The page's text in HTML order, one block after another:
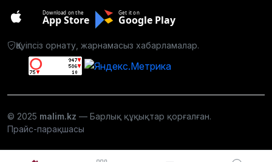
Download on the
App Store
Get it on
Google Play
Қауіпсіз орнату, жарнамасыз хабарламалар.
© 2025 malim.kz — Барлық құқықтар қорғалған.
Прайс-парақшасы